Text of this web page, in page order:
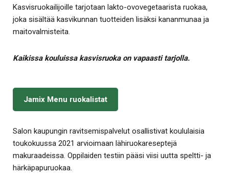
Kasvisruokailijoille tarjotaan lakto-ovovegetaarista ruokaa,
joka sisältää kasvikunnan tuotteiden lisäksi kananmunaa ja
maitovalmisteita.
Kaikissa kouluissa kasvisruoka on vapaasti tarjolla.
Jamix Menu ruokalistat
Salon kaupungin ravitsemispalvelut osallistivat koululaisia
toukokuussa 2021 arvioimaan lähiruokareseptejä
makuraadeissa. Oppilaiden testiin pääsi viisi uutta speltti- ja
härkäpapuruokaa.